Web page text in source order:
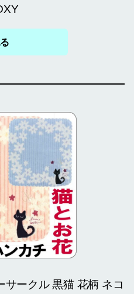
サークル 黒猫 花柄 ネコ